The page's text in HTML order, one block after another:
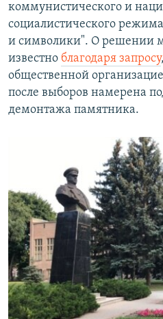
коммунистического и
социалистического
и символики". О решении
известно благодаря запросу
общественной
после выборов намерена
демонтажа памятника.